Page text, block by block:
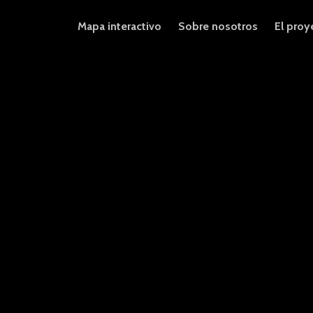
Mapa interactivo Sobre nosotros El